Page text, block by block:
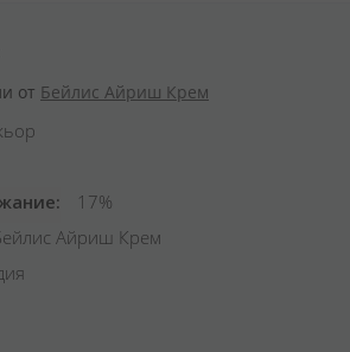
от Бейлис Айриш Крем
17%
Айриш Крем